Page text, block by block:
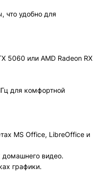
что удобно для
5060 или AMD Radeon RX
для комфортной
MS Office, LibreOffice и
домашнего видео.
графики.